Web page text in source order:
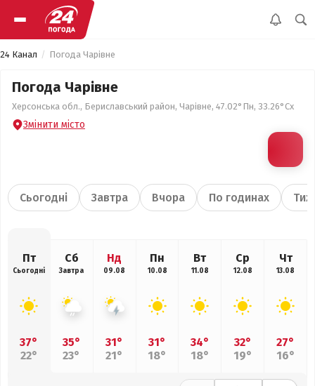
24 Канал Погода Чарівне
Погода Чарівне
Херсонська обл., Бериславський район, Чарівне, 47.02°Пн, 33.26°Сх
Змінити місто
Сьогодні Завтра Вчора По годинах
Пт
Сьогодні
37°
22°
Сб
Завтра
35°
23°
Нд
09.08
31°
21°
Пн
10.08
31°
18°
Вт
11.08
34°
18°
Ср
12.08
32°
19°
Чт
13.08
27°
16°